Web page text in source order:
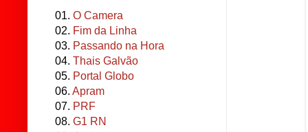
01. O Camera
02. Fim da Linha
03. Passando na Hora
04. Thais Galvão
05. Portal Globo
06. Apram
07. PRF
08. G1 RN